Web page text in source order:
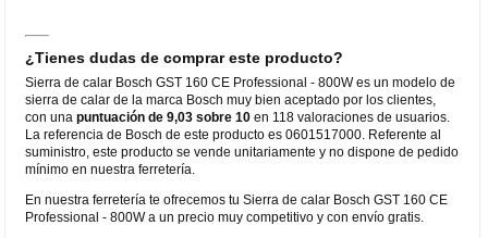
¿Tienes dudas de comprar este producto?
Sierra de calar Bosch GST 160 CE Professional - 800W es un modelo de
sierra de calar de la marca Bosch muy bien aceptado por los clientes,
con unapuntuación de 9,03 sobre 10 en 118 valoraciones de usuarios.
La referencia de Bosch de este producto es 0601517000. Referente al
suministro, este producto se vende unitariamente y no dispone de pedido
mínimo en nuestra ferretería.
En nuestra ferretería te ofrecemos tu Sierra de calar Bosch GST 160 CE
Professional - 800W a un precio muy competitivo y con envío gratis.